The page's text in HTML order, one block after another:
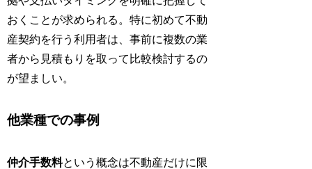
おくことが求められる。特に初めて不動
産契約を行う利用者は、事前に複数の業
者から見積もりを取って比較検討するの
が望ましい。
他業種での事例
仲介手数料という概念は不動産だけに限